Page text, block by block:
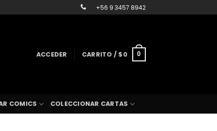
+56 9 3457 8942
ACCEDER CARRITO / $0 0
COMICS COLECCIONAR CARTAS